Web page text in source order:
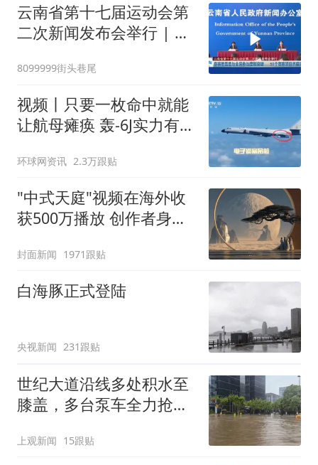
云南省第十七届运动会第
二次新闻发布会举行 | 赛
突破 51个竞赛项目历届
8099999街头巷尾
视频丨只要一枚命中就能
让航母瘫痪 轰-6J实力有多
环球网资讯 2.3万跟贴
"中式天庭"视频在海外收
获500万播放 创作者身份
封面新闻 1971跟贴
白海豚正式登陆
央视新闻 231跟贴
世纪大道沿线多处积水至
膝盖，多台泵车全力抢
近出行
上观新闻 15跟贴